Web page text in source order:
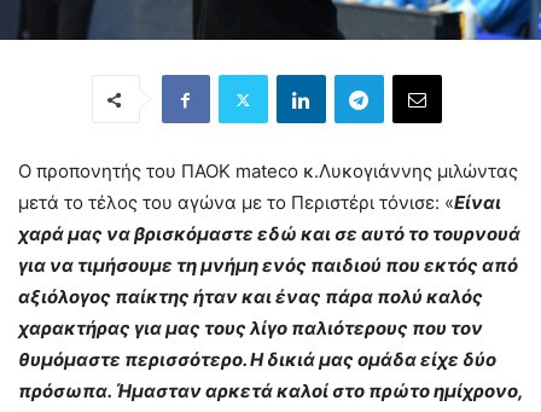
Ο προπονητής του ΠΑΟΚ mateco κ.Λυκογιάννης μιλώντας
μετά το τέλος του αγώνα με το Περιστέρι τόνισε: «Είναι
χαρά μας να βρισκόμαστε εδώ και σε αυτό το τουρνουά
για να τιμήσουμε τη μνήμη ενός παιδιού που εκτός από
αξιόλογος παίκτης ήταν και ένας πάρα πολύ καλός
χαρακτήρας για μας τους λίγο παλιότερους που τον
θυμόμαστε περισσότερο. Η δικιά μας ομάδα είχε δύο
πρόσωπα. Ήμασταν αρκετά καλοί στο πρώτο ημίχρονο,